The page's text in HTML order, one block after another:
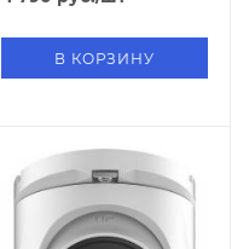
В КОРЗИНУ